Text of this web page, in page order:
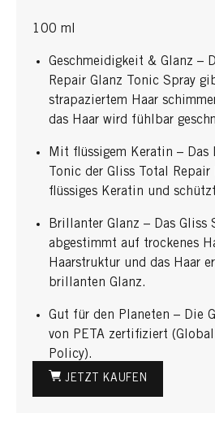
100 ml
Geschmeidigkeit & Glanz –
Repair Glanz Tonic Spray
strapaziertem Haar
das Haar wird fühlbar
Mit flüssigem Keratin – Das
Tonic der Gliss Total
flüssiges Keratin und
Brillanter Glanz – Das Gliss
abgestimmt auf trockenes
Haarstruktur und das Haar
brillanten Glanz.
Gut für den Planeten – Die
von PETA zertifiziert
Policy).
JETZT KAUFEN